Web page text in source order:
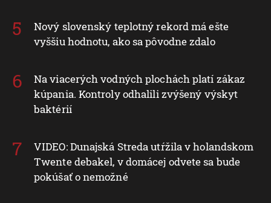
Nový slovenský teplotný rekord má ešte
vyššiu hodnotu, ako sa pôvodne zdalo
Na viacerých vodných plochách platí zákaz
kúpania. Kontroly odhalili zvýšený výskyt
baktérií
VIDEO: Dunajská Streda utŕžila v holandskom
Twente debakel, v domácej odvete sa bude
pokúšať o nemožné